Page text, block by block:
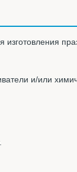
изготовления
и/или